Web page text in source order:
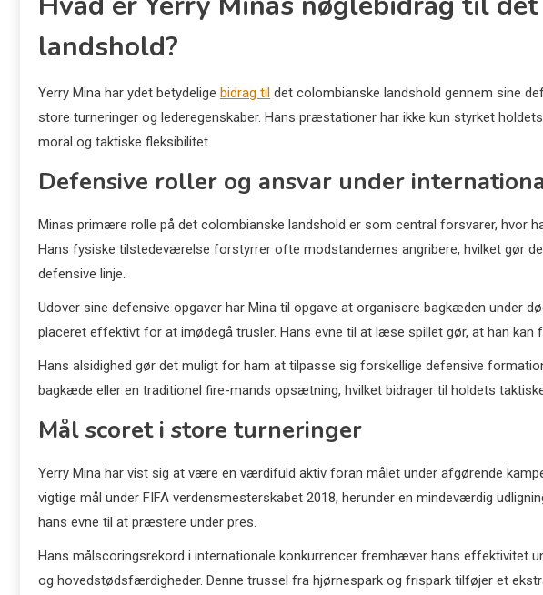
landshold?
Yerry Mina har ydet betydelige bidrag til det colombianske landshold gennem sine
store turneringer og lederegenskaber. Hans præstationer har ikke kun styrket
moral og taktiske fleksibilitet.
Defensive roller og ansvar under
Minas primære rolle på det colombianske landshold er som central forsvarer, hvor
Hans fysiske tilstedeværelse forstyrrer ofte modstandernes angribere, hvilket gør
defensive linje.
Udover sine defensive opgaver har Mina til opgave at organisere bagkæden under
placeret effektivt for at imødegå trusler. Hans evne til at læse spillet gør, at han kan
Hans alsidighed gør det muligt for ham at tilpasse sig forskellige defensive
bagkæde eller en traditionel fire-mands opsætning, hvilket bidrager til holdets
Mål scoret i store turneringer
Yerry Mina har vist sig at være en værdifuld aktiv foran målet under afgørende
vigtige mål under FIFA verdensmesterskabet 2018, herunder en mindeværdig
hans evne til at præstere under pres.
Hans målscoringsrekord i internationale konkurrencer fremhæver hans effektivitet
og hovedstødsfærdigheder. Denne trussel fra hjørnespark og frispark tilføjer et